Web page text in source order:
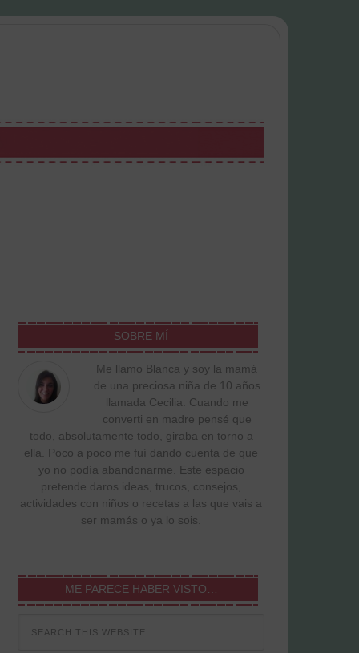
SOBRE MÍ
Me llamo Blanca y soy la mamá
de una preciosa niña de 10 años
llamada Cecilia. Cuando me
converti en madre pensé que
todo, absolutamente todo, giraba en torno a
ella. Poco a poco me fuí dando cuenta de que
yo no podía abandonarme. Este espacio
pretende daros ideas, trucos, consejos,
actividades con niños o recetas a las que vais a
ser mamás o ya lo sois.
ME PARECE HABER VISTO…